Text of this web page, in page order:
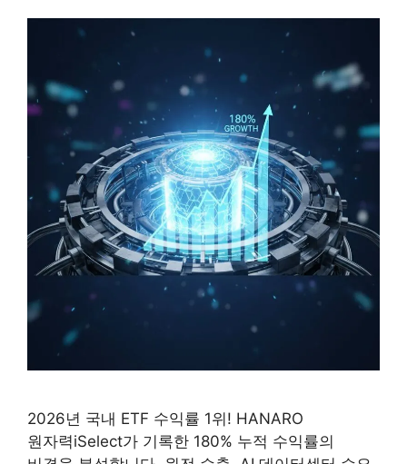
2026년 국내 ETF 수익률 1위! HANARO
원자력iSelect가 기록한 180% 누적 수익률의